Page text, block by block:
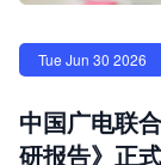
Tue Jun 30 2026
中国广电联
研报告》正